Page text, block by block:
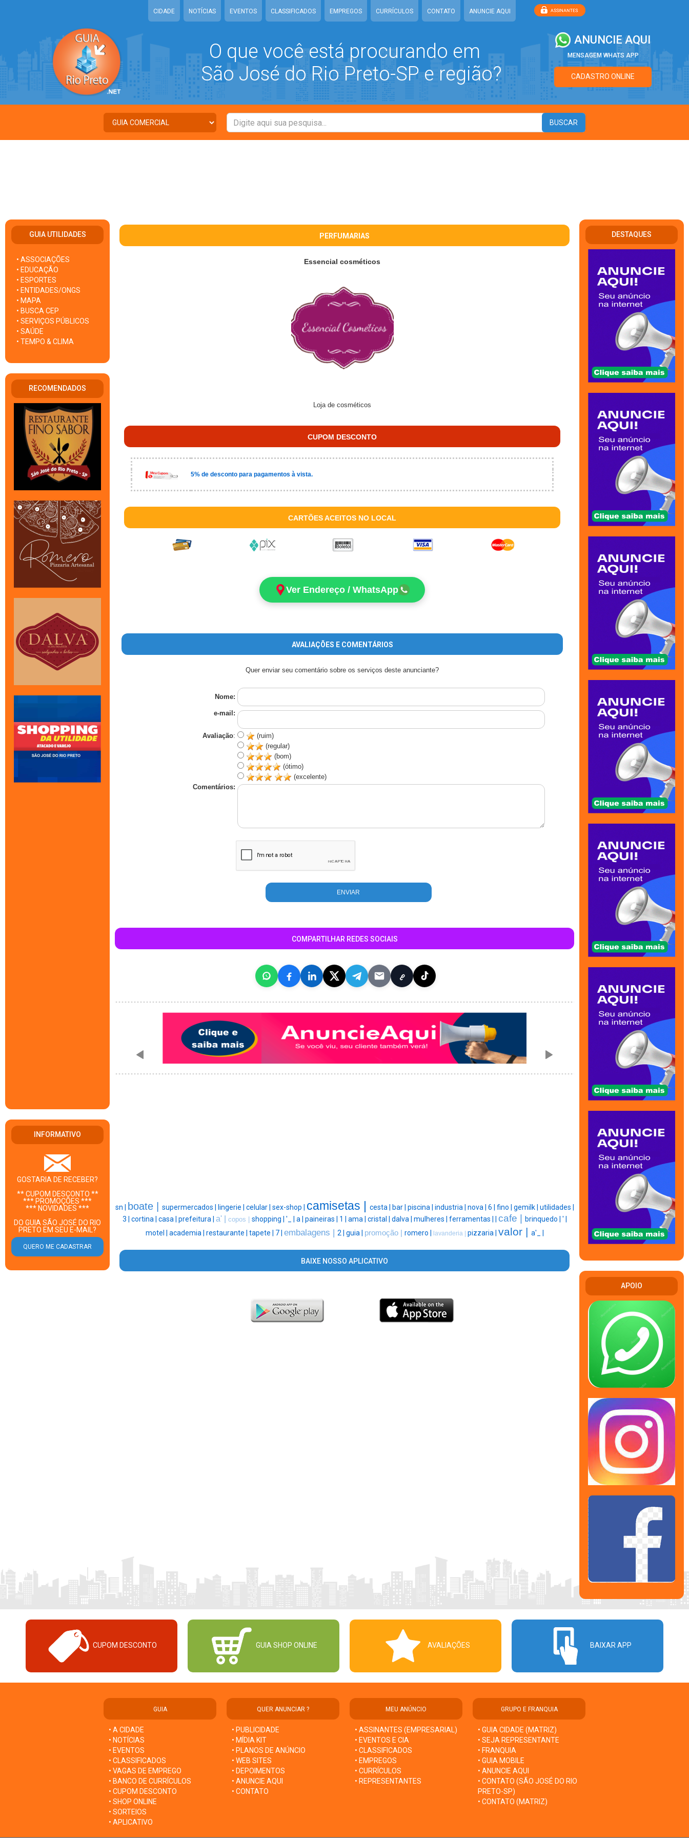
CIDADE NOTÍCIAS EVENTOS CLASSIFICADOS EMPREGOS CURRÍCULOS CONTATO ANUNCIE AQUI
O que você está procurando em
São José do Rio Preto-SP e região?
ANUNCIE AQUI
MENSAGEM WHATS APP
CADASTRO ONLINE
GUIA UTILIDADES
• ASSOCIAÇÕES
• EDUCAÇÃO
• ESPORTES
• ENTIDADES/ONGS
• MAPA
• BUSCA CEP
• SERVIÇOS PÚBLICOS
• SAÚDE
• TEMPO & CLIMA
RECOMENDADOS
INFORMATIVO
GOSTARIA DE RECEBER?
** CUPOM DESCONTO **
*** PROMOÇÕES ***
*** NOVIDADES ***
DO GUIA SÃO JOSÉ DO RIO
PRETO EM SEU E-MAIL?
PERFUMARIAS
Essencial cosméticos
Loja de cosméticos
CUPOM DESCONTO
5% de desconto para pagamentos à vista.
CARTÕES ACEITOS NO LOCAL
Ver Endereço / WhatsApp
AVALIAÇÕES E COMENTÁRIOS
Quer enviar seu comentário sobre os serviços deste anunciante?
Nome:
e-mail:
Avaliação:
(ruim)
(regular)
(bom)
(ótimo)
(excelente)
Comentários:
COMPARTILHAR REDES SOCIAIS
sn | boate | supermercados | lingerie | celular | sex-shop | camisetas | cesta | bar | piscina | industria | nova | 6 | fino | gemilk | utilidades |
3 | cortina | casa | prefeitura | a' | copos | shopping | '_ | a | paineiras | 1 | ama | cristal | dalva | mulheres | ferramentas | cafe | brinquedo | ' |
motel | academia | restaurante | tapete | 7 | embalagens | 2 | guia | promoção | romero | lavanderia | pizzaria | valor | a'_ |
BAIXE NOSSO APLICATIVO
DESTAQUES
APOIO
CUPOM DESCONTO GUIA SHOP ONLINE AVALIAÇÕES BAIXAR APP
GUIA
• A CIDADE
• NOTÍCIAS
• EVENTOS
• CLASSIFICADOS
• VAGAS DE EMPREGO
• BANCO DE CURRÍCULOS
• CUPOM DESCONTO
• SHOP ONLINE
• SORTEIOS
• APLICATIVO
QUER ANUNCIAR ?
• PUBLICIDADE
• MÍDIA KIT
• PLANOS DE ANÚNCIO
• WEB SITES
• DEPOIMENTOS
• ANUNCIE AQUI
• CONTATO
MEU ANÚNCIO
• ASSINANTES (EMPRESARIAL)
• EVENTOS E CIA
• CLASSIFICADOS
• EMPREGOS
• CURRÍCULOS
• REPRESENTANTES
GRUPO E FRANQUIA
• GUIA CIDADE (MATRIZ)
• SEJA REPRESENTANTE
• FRANQUIA
• GUIA MOBILE
• ANUNCIE AQUI
• CONTATO (SÃO JOSÉ DO RIO
PRETO-SP)
• CONTATO (MATRIZ)